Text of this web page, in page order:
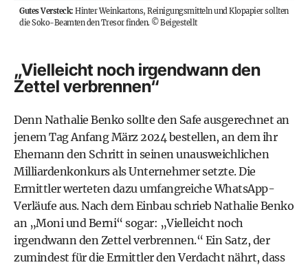
Gutes Versteck: Hinter Weinkartons, Reinigungsmitteln und Klopapier sollten
die Soko-Beamten den Tresor finden. ©Beigestellt
„Vielleicht noch irgendwann den
Zettel verbrennen“
Denn Nathalie Benko sollte den Safe ausgerechnet an
jenem Tag Anfang März 2024 bestellen, an dem ihr
Ehemann den Schritt in seinen unausweichlichen
Milliardenkonkurs als Unternehmer setzte. Die
Ermittler werteten dazu umfangreiche WhatsApp-
Verläufe aus. Nach dem Einbau schrieb Nathalie Benko
an „Moni und Berni“ sogar: „Vielleicht noch
irgendwann den Zettel verbrennen.“ Ein Satz, der
zumindest für die Ermittler den Verdacht nährt, dass